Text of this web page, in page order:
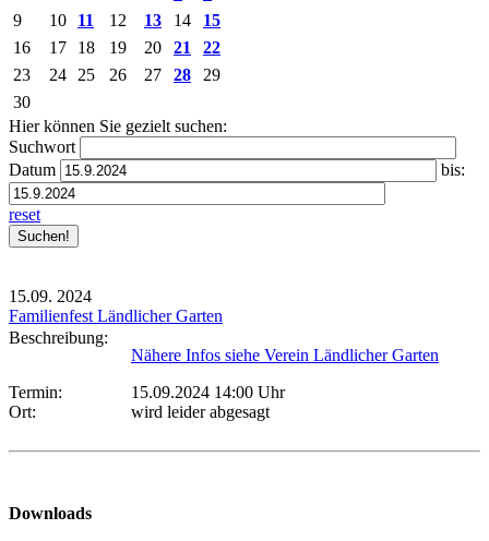
9
10 11 12 13 14
15
16
17 18 19 20 21
22
23
24 25 26 27 28
29
30
Hier können Sie gezielt suchen:
Suchwort
Datum
bis:
reset
15.09. 2024
Familienfest Ländlicher Garten
Beschreibung:
Nähere Infos siehe Verein Ländlicher Garten
Termin:
15.09.2024 14:00 Uhr
Ort:
wird leider abgesagt
Downloads